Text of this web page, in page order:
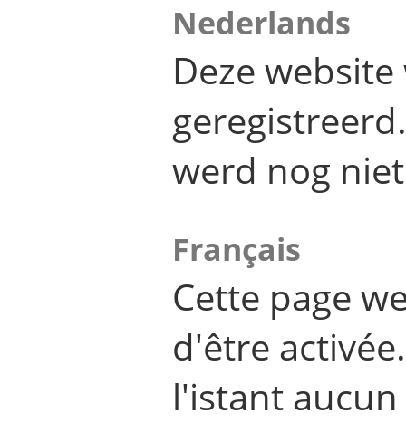
Nederlands
Deze
werd nog
Français
Cette page
d'être
l'istant